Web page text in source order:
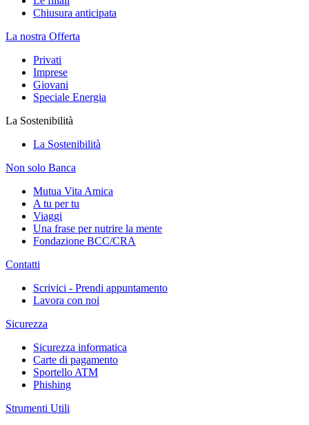
Chiusura anticipata
La nostra Offerta
Privati
Imprese
Giovani
Speciale Energia
La Sostenibilità
La Sostenibilità
Non solo Banca
Mutua Vita Amica
A tu per tu
Viaggi
Una frase per nutrire la mente
Fondazione BCC/CRA
Contatti
Scrivici - Prendi appuntamento
Lavora con noi
Sicurezza
Sicurezza informatica
Carte di pagamento
Sportello ATM
Phishing
Strumenti Utili